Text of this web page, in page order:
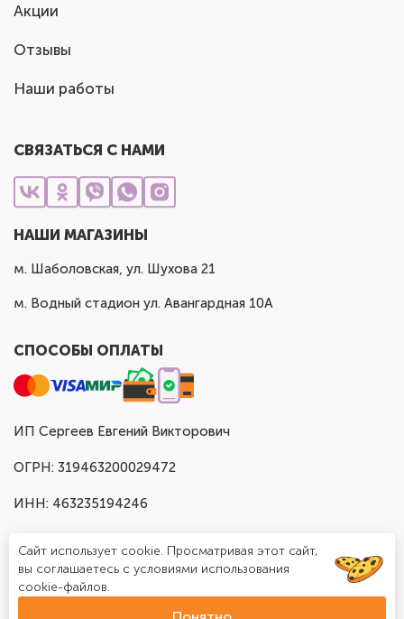
Акции
Отзывы
Наши работы
СВЯЗАТЬСЯ С НАМИ
НАШИ МАГАЗИНЫ
м. Шаболовская, ул. Шухова 21
м. Водный стадион ул. Авангардная 10А
СПОСОБЫ ОПЛАТЫ
ИП Сергеев Евгений Викторович
ОГРН: 319463200029472
ИНН: 463235194246
Сайт использует cookie. Просматривая этот сайт,
вы соглашаетесь с условиями использования
cookie-файлов.